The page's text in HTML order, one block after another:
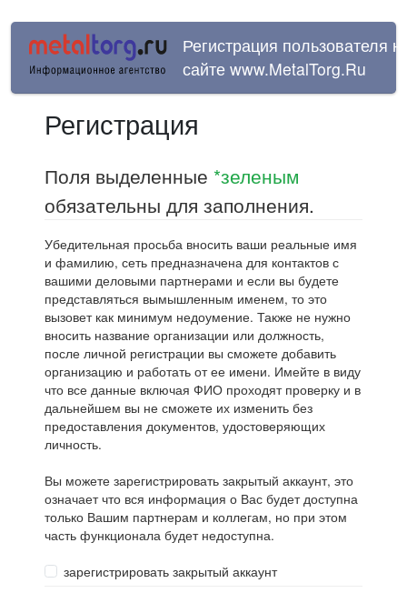
Регистрация пользователя
сайте www.MetalTorg.Ru
Регистрация
Поля выделенные *зеленым
обязательны для заполнения.
Убедительная просьба вносить ваши реальные имя
и фамилию, сеть предназначена для контактов с
вашими деловыми партнерами и если вы будете
представляться вымышленным именем, то это
вызовет как минимум недоумение. Также не нужно
вносить название организации или должность,
после личной регистрации вы сможете добавить
организацию и работать от ее имени. Имейте в виду
что все данные включая ФИО проходят проверку и в
дальнейшем вы не сможете их изменить без
предоставления документов, удостоверяющих
личность.
Вы можете зарегистрировать закрытый аккаунт, это
означает что вся информация о Вас будет доступна
только Вашим партнерам и коллегам, но при этом
часть функционала будет недоступна.
зарегистрировать закрытый аккаунт